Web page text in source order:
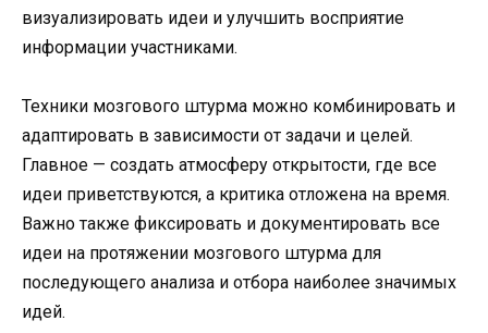
визуализировать идеи и улучшить восприятие
информации участниками.
Техники мозгового штурма можно комбинировать и
адаптировать в зависимости от задачи и целей.
Главное — создать атмосферу открытости, где все
идеи приветствуются, а критика отложена на время.
Важно также фиксировать и документировать все
идеи на протяжении мозгового штурма для
последующего анализа и отбора наиболее значимых
идей.